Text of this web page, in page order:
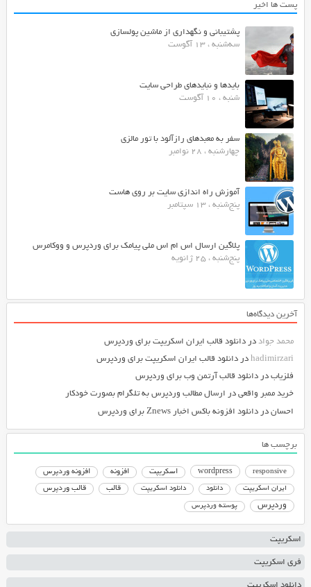
پست ها اخیر
پشتیبانی و نگهداری از ماشین پولسازی
سه‌شنبه ، 13 آگوست
بایدها و نبایدهای طراحی سایت
شنبه ، 10 آگوست
سفر به معبدهای رازآلود با تور مالزی
چهارشنبه ، 28 نوامبر
آموزش راه اندازی سایت بر روی هاست
پنج‌شنبه ، 13 سپتامبر
پلاگین ارسال اس ام اس ملی پیامک برای وردپرس و ووکامرس
پنج‌شنبه ، 25 ژانویه
آخرین دیدگاه‌ها
محمد جواددر دانلود قالب ایران اسکریپت برای وردپرس
hadimirzariدر دانلود قالب ایران اسکریپت برای وردپرس
فلزیابدر دانلود قالب آرتمن وب برای وردپرس
خرید ممبر واقعیدر ارسال مطالب وردپرس به تلگرام بصورت خودکار
احساندر دانلود افزونه باکس اخبار Znews برای وردپرس
برچسب ها
responsive
wordpress اسکریپت افزونه افزونه وردپرس
ایران اسکریپت دانلود دانلود اسکریپت قالب قالب وردپرس
وردپرس پوسته وردپرس
اسکریپت
فری اسکریپت
دانلود اسکریپت